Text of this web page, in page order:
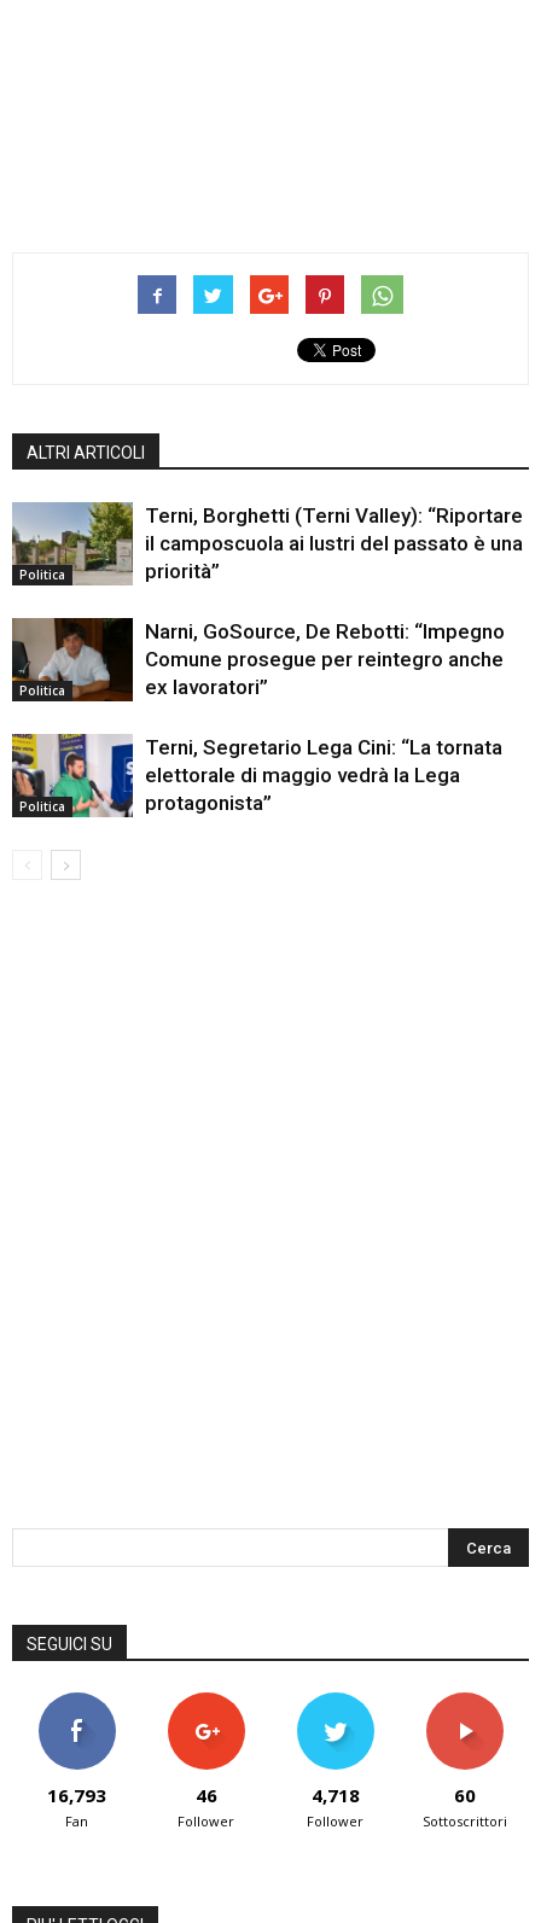
ALTRI ARTICOLI
Politica
Terni, Borghetti (Terni Valley): “Riportare
il camposcuola ai lustri del passato è una
priorità”
Politica
Narni, GoSource, De Rebotti: “Impegno
Comune prosegue per reintegro anche
ex lavoratori”
Politica
Terni, Segretario Lega Cini: “La tornata
elettorale di maggio vedrà la Lega
protagonista”
SEGUICI SU
16,793
Fan
46
Follower
4,718
Follower
60
Sottoscrittori